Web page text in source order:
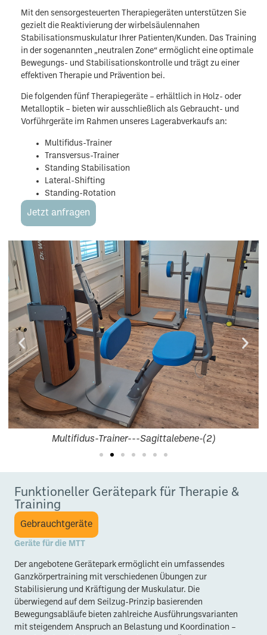
Mit den sensorgesteuerten Therapiegeräten unterstützen Sie
gezielt die Reaktivierung der wirbelsäulennahen
Stabilisationsmuskulatur Ihrer Patienten/Kunden. Das Training
in der sogenannten „neutralen Zone“ ermöglicht eine optimale
Bewegungs- und Stabilisationskontrolle und trägt zu einer
effektiven Therapie und Prävention bei.
Die folgenden fünf Therapiegeräte – erhältlich in Holz- oder
Metalloptik – bieten wir ausschließlich als Gebraucht- und
Vorführgeräte im Rahmen unseres Lagerabverkaufs an:
Multifidus-Trainer
Transversus-Trainer
Standing Stabilisation
Lateral-Shifting
Standing-Rotation
Jetzt anfragen
Multifidus-Trainer---Sagittalebene-(2)
Funktioneller Gerätepark für Therapie &
Training
Gebrauchtgeräte
Geräte für die MTT
Der angebotene Gerätepark ermöglicht ein umfassendes
Ganzkörpertraining mit verschiedenen Übungen zur
Stabilisierung und Kräftigung der Muskulatur. Die
überwiegend auf dem Seilzug-Prinzip basierenden
Bewegungsabläufe bieten zahlreiche Ausführungsvarianten
mit steigendem Anspruch an Belastung und Koordination –